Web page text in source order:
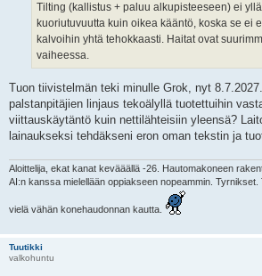
Tilting (kallistus + paluu alkupisteeseen) ei
kuoriutuvuutta kuin oikea kääntö, koska se ei
kalvoihin yhtä tehokkaasti. Haitat ovat
vaiheessa.
Tuon tiivistelmän teki minulle Grok, nyt
palstanpitäjien linjaus tekoälyllä tuotettuihin
viittauskäytäntö kuin nettilähteisiin yleensä?
lainaukseksi tehdäkseni eron oman tekstin ja
Aloittelija, ekat kanat kevääällä -26. Hautomakoneen
AI:n kanssa mielellään oppiakseen nopeammin.
vielä vähän konehaudonnan kautta.
Tuutikki
valkohuntu